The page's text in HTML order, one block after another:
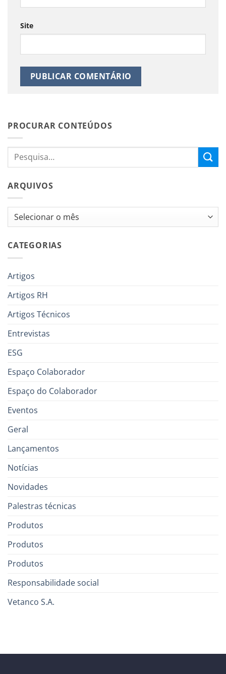
Site
PROCURAR CONTEÚDOS
ARQUIVOS
Arquivos
CATEGORIAS
Artigos
Artigos RH
Artigos Técnicos
Entrevistas
ESG
Espaço Colaborador
Espaço do Colaborador
Eventos
Geral
Lançamentos
Notícias
Novidades
Palestras técnicas
Produtos
Produtos
Produtos
Responsabilidade social
Vetanco S.A.